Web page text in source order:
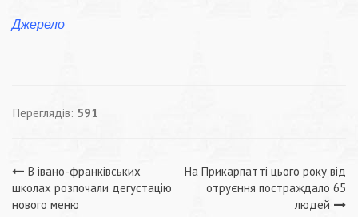
Джерело
Переглядів: 591
Навігація
В івано-франківських
школах розпочали дегустацію
нового меню
На Прикарпатті цього року від
отруєння постраждало 65
людей